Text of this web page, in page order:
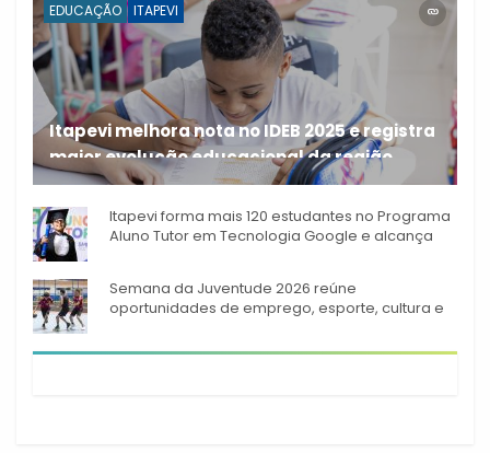
EDUCAÇÃO ITAPEVI
Itapevi melhora nota no IDEB 2025 e registra
maior evolução educacional da região
A rede municipal de ensino
Itapevi forma mais 120 estudantes no Programa
Aluno Tutor em Tecnologia Google e alcança
Semana da Juventude 2026 reúne
oportunidades de emprego, esporte, cultura e